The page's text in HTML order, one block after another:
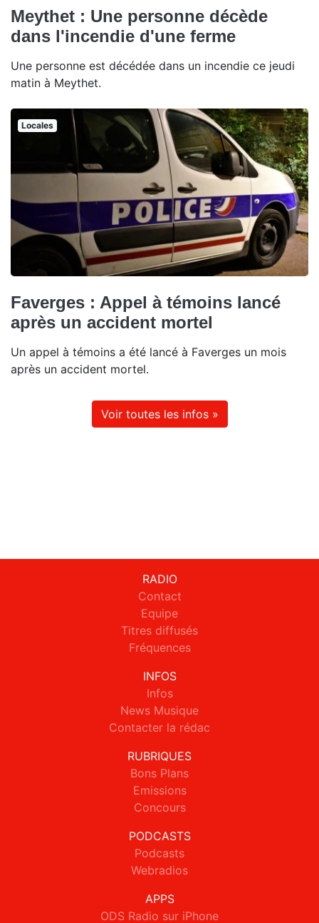
Meythet : Une personne décède
dans l'incendie d'une ferme
Une personne est décédée dans un incendie ce jeudi
matin à Meythet.
Locales
Faverges : Appel à témoins lancé
après un accident mortel
Un appel à témoins a été lancé à Faverges un mois
après un accident mortel.
Voir toutes les infos »
RADIO
Contact
Equipe
Titres diffusés
Fréquences
INFOS
Infos
News Musique
Contacter la rédac
RUBRIQUES
Bons Plans
Emissions
Concours
PODCASTS
Podcasts
Webradios
APPS
ODS Radio sur iPhone